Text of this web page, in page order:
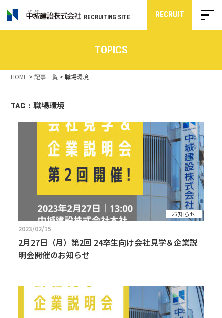
RECRUITING SITE RECRUIT
TOPICS
HOME >記事一覧 >職場環境
TAG：職場環境
お知らせ
2023/02/15
2月27日（月）第2回 24卒生向け会社見学＆企業説
明会開催のお知らせ